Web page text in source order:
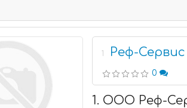
1 Реф-Сервис
0
1. ООО Реф-